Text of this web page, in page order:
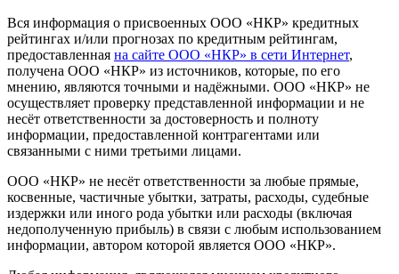
Вся информация о присвоенных ООО «НКР» кредитных
рейтингах и/или прогнозах по кредитным рейтингам,
предоставленная на сайте ООО «НКР» в сети Интернет,
получена ООО «НКР» из источников, которые, по его
мнению, являются точными и надёжными. ООО «НКР» не
осуществляет проверку представленной информации и не
несёт ответственности за достоверность и полноту
информации, предоставленной контрагентами или
связанными с ними третьими лицами.
ООО «НКР» не несёт ответственности за любые прямые,
косвенные, частичные убытки, затраты, расходы, судебные
издержки или иного рода убытки или расходы (включая
недополученную прибыль) в связи с любым использованием
информации, автором которой является ООО «НКР».